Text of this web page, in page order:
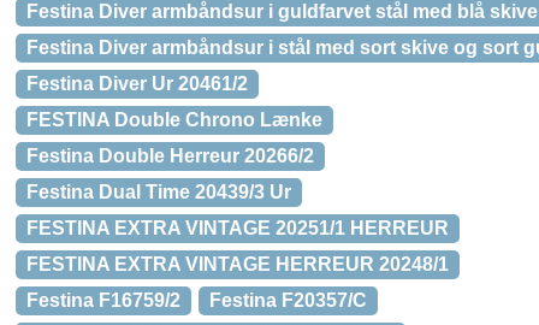
Festina Diver armbåndsur i guldfarvet stål med blå skive
Festina Diver armbåndsur i stål med sort skive og sort
Festina Diver Ur 20461/2
FESTINA Double Chrono Lænke
Festina Double Herreur 20266/2
Festina Dual Time 20439/3 Ur
FESTINA EXTRA VINTAGE 20251/1 HERREUR
FESTINA EXTRA VINTAGE HERREUR 20248/1
Festina F16759/2
Festina F20357/C